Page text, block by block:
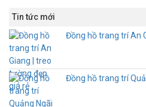
Tin tức mới
Đồng hồ trang trí An
Đồng hồ trang trí